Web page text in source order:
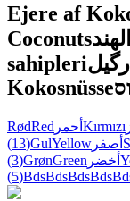
Ejere af
Coconuts
sahipleri
Kokosnüsse
RødRed أحمر Kırmızı
(13)GulYellow أصفر
(3)GrønGreen أخضر
(5)BdsBdsBdsBds